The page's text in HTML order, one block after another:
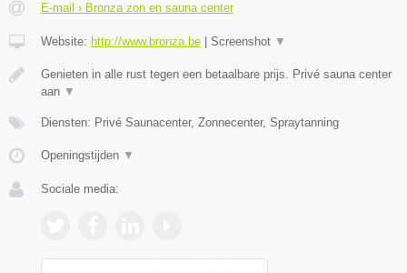
E-mail › Bronza zon en sauna center
Website: http://www.bronza.be Screenshot ▼
Genieten in alle rust tegen een betaalbare prijs. Privé sauna center
aan ▼
Diensten: Privé Saunacenter, Zonnecenter, Spraytanning
Openingstijden ▼
Sociale media: